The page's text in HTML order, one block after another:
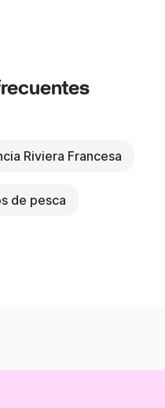
Riviera Francesa
de pesca